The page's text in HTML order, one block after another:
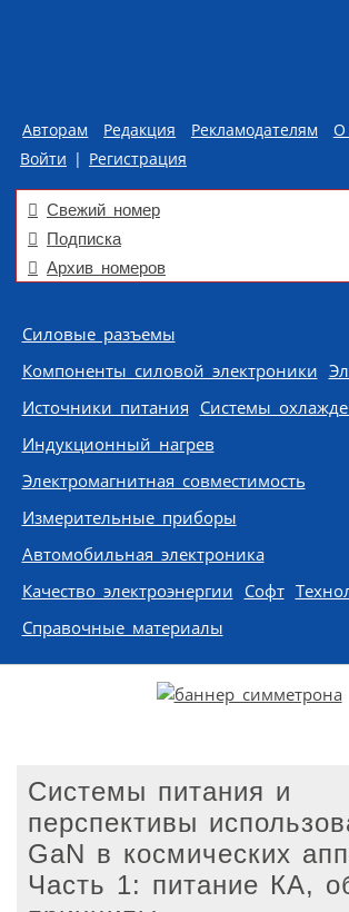
Авторам Редакция Рекламодателям
О
Войти | Регистрация
Свежий номер
Подписка
Архив номеров
Skip to content
Силовые разъемы
Компоненты силовой электроники
Источники питания Системы
Индукционный нагрев
Электромагнитная совместимость
Измерительные приборы
Автомобильная электроника
Качество электроэнергии Софт
Справочные материалы
Системы питания и
перспективы
GaN в космических
Часть 1: питание КА,